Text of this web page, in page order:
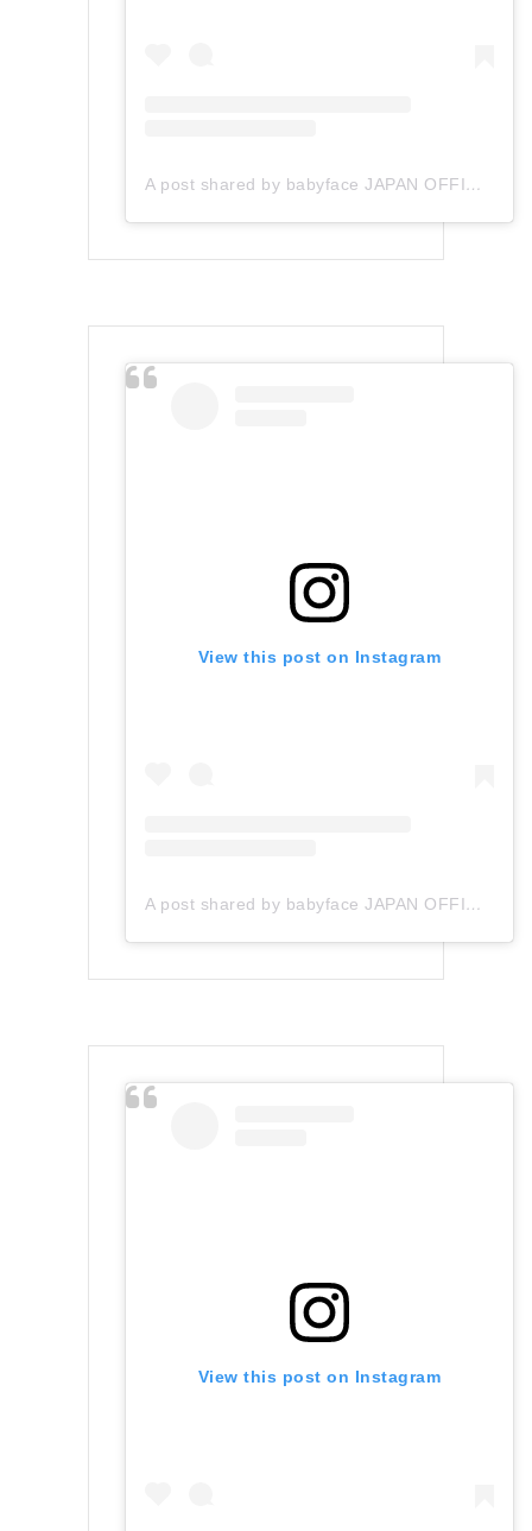
A post shared by babyface JAPAN OFFICIAL (@babyface_japan)
View this post on Instagram
A post shared by babyface JAPAN OFFICIAL (@babyface_japan)
View this post on Instagram